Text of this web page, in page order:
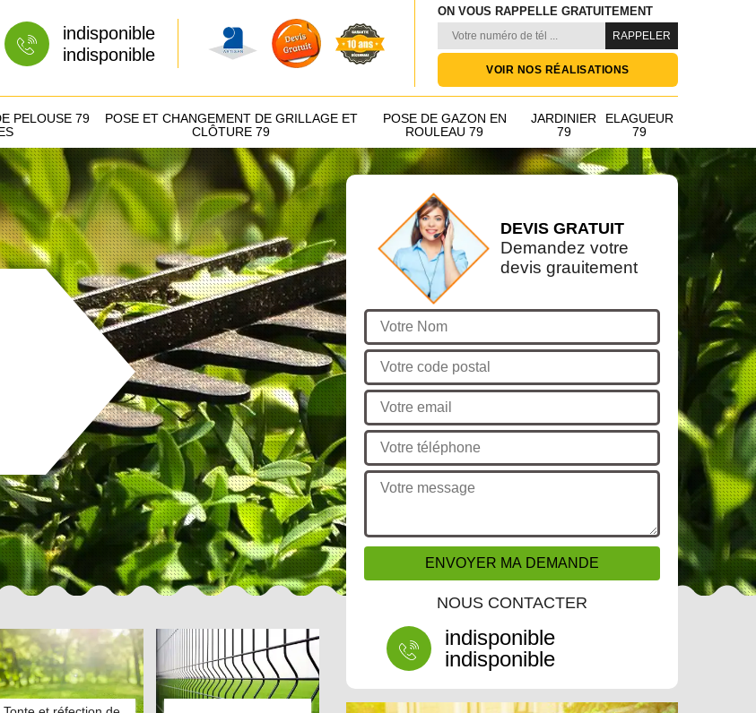
indisponible
indisponible
ON VOUS RAPPELLE GRATUITEMENT
VOIR NOS RÉALISATIONS
PELOUSE 79
POSE ET CHANGEMENT DE GRILLAGE ET
CLÔTURE 79
POSE DE GAZON EN
ROULEAU 79
JARDINIER
79
ELAGUEUR
79
DEVIS GRATUIT
Demandez votre
devis grauitement
NOUS CONTACTER
indisponible
indisponible